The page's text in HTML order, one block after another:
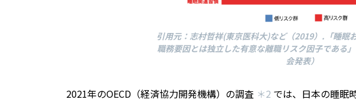
引用元：志村哲祥(東京医科大)など（2019）.「睡眠
職務要因とは独立した有意な離職リスク因子である
会発表）
2021年のOECD（経済協力開発機構）の調査 ＊2 では、日本の睡眠